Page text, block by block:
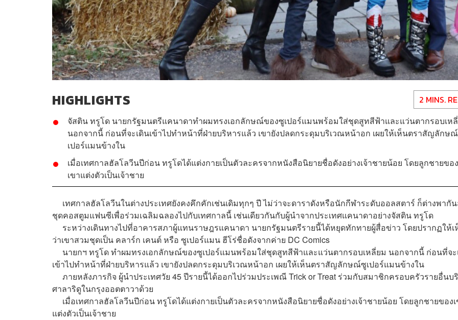
HIGHLIGHTS 2 MINS.
จัสติน ทรูโด นายกรัฐมนตรีแคนาดาทำผมทรงเอกลักษณ์ของซูเปอร์แมนพร้อมใส่ชุดสูทสีฟ้าและแว่นตากรอบเห
นอกจากนี้ ก่อนที่จะเดินเข้าไปทำหน้าที่ฝ่ายบริหารแล้ว เขายังปลดกระดุมบริเวณหน้าอก เผยให้เห็นตราสัญลักษ
เปอร์แมนข้างใน
เมื่อเทศกาลฮัลโลวีนปีก่อน ทรูโดได้แต่งกายเป็นตัวละครจากหนังสือนิยายชื่อดังอย่างเจ้าชายน้อย โดยลูกชายของ
เขาแต่งตัวเป็นเจ้าชาย
เทศกาลฮัลโลวีนในต่างประเทศยังคงคึกคักเช่นเดิมทุกๆ ปี ไม่ว่าจะดาราดังหรือนักกีฬาระดับออลสตาร์ ก็ต่างพากั
ชุดคอสตูมแฟนซีเพื่อร่วมเฉลิมฉลองไปกับเทศกาลนี้ เช่นเดียวกันกับผู้นำจากประเทศแคนาดาอย่างจัสติน ทรูโด
ระหว่างเดินทางไปที่อาคารสภาผู้แทนราษฎรแคนาดา นายกรัฐมนตรีรายนี้ได้หยุดทักทายผู้สื่อข่าว โดยปรากฏให้เ
ว่าเขาสวมชุดเป็น คลาร์ก เคนต์ หรือ ซูเปอร์แมน ฮีโร่ชื่อดังจากค่าย DC Comics
นายกฯ ทรูโด ทำผมทรงเอกลักษณ์ของซูเปอร์แมนพร้อมใส่ชุดสูทสีฟ้าและแว่นตากรอบเหลี่ยม นอกจากนี้ ก่อนที่จะ
เข้าไปทำหน้าที่ฝ่ายบริหารแล้ว เขายังปลดกระดุมบริเวณหน้าอก เผยให้เห็นตราสัญลักษณ์ซูเปอร์แมนข้างใน
ภายหลังภารกิจ ผู้นำประเทศวัย 45 ปีรายนี้ได้ออกไปร่วมประเพณี Trick or Treat ร่วมกับสมาชิกครอบครัวรายอื่นบ
ศาลาริดูในกรุงออตตาวาด้วย
เมื่อเทศกาลฮัลโลวีนปีก่อน ทรูโดได้แต่งกายเป็นตัวละครจากหนังสือนิยายชื่อดังอย่างเจ้าชายน้อย โดยลูกชายของ
แต่งตัวเป็นเจ้าชาย